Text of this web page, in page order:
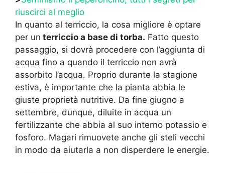
riuscirci al meglio
In quanto al terriccio, la cosa migliore è optare
per un terriccio a base di torba. Fatto questo
passaggio, si dovrà procedere con l’aggiunta di
acqua fino a quando il terriccio non avrà
assorbito l’acqua. Proprio durante la stagione
estiva, è importante che la pianta abbia le
giuste proprietà nutritive. Da fine giugno a
settembre, dunque, diluite in acqua un
fertilizzante che abbia al suo interno potassio e
fosforo. Magari rimuovete anche gli steli vecchi
in modo da aiutarla a non disperdere le energie.